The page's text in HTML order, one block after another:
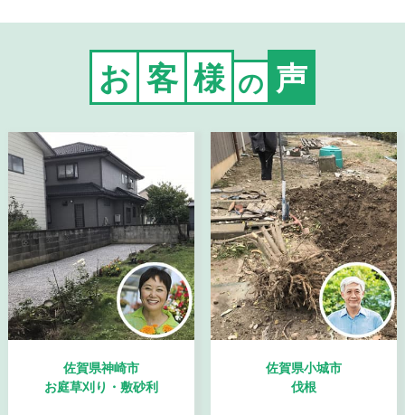
お 客 様 の 声
佐賀県神崎市
お庭草刈り・敷砂利
佐賀県小城市
伐根